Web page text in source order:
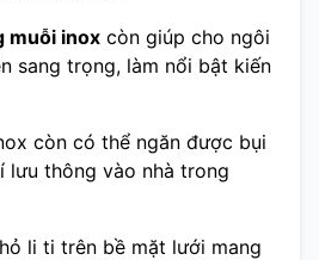
muỗi inox còn giúp cho ngôi
sang trọng, làm nổi bật kiến
còn có thể ngăn được bụi
lưu thông vào nhà trong
li ti trên bề mặt lưới mang